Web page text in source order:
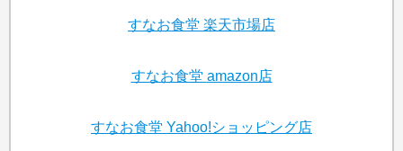
すなお食堂 楽天市場店
すなお食堂 amazon店
すなお食堂 Yahoo!ショッピング店